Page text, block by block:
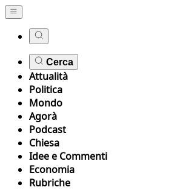
Cerca
Attualità
Politica
Mondo
Agorà
Podcast
Chiesa
Idee e Commenti
Economia
Rubriche